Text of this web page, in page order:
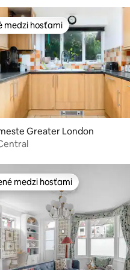
medzi hosťami
medzi hosťami
Greater London
medzi hosťami
medzi hosťami